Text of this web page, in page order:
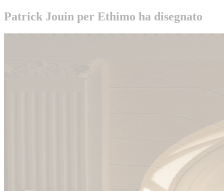
Patrick Jouin per Ethimo ha disegnato